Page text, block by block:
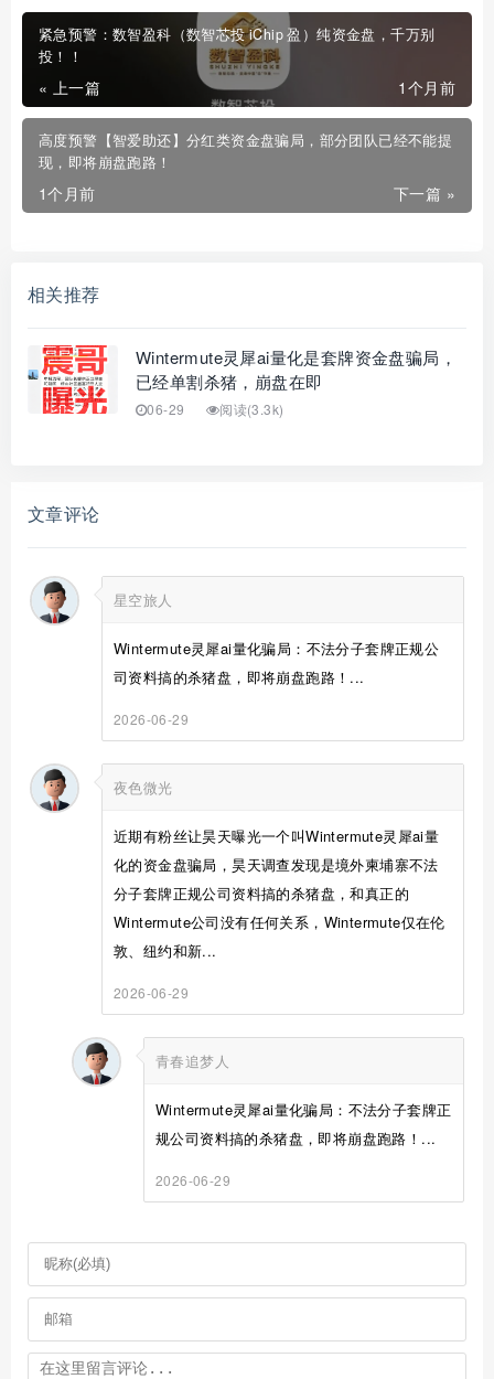
紧急预警：数智盈科（数智芯投 iChip 盈）纯资金盘，千万别
投！！
« 上一篇 1个月前
高度预警【智爱助还】分红类资金盘骗局，部分团队已经不能提
现，即将崩盘跑路！
下一篇 »
1个月前
相关推荐
Wintermute灵犀ai量化是套牌资金盘骗局，
已经单割杀猪，崩盘在即
06-29 阅读(3.3k)
文章评论
星空旅人
Wintermute灵犀ai量化骗局：不法分子套牌正规公
司资料搞的杀猪盘，即将崩盘跑路！...
2026-06-29
夜色微光
近期有粉丝让昊天曝光一个叫Wintermute灵犀ai量
化的资金盘骗局，昊天调查发现是境外柬埔寨不法
分子套牌正规公司资料搞的杀猪盘，和真正的
Wintermute公司没有任何关系，Wintermute仅在伦
敦、纽约和新...
2026-06-29
青春追梦人
Wintermute灵犀ai量化骗局：不法分子套牌正
规公司资料搞的杀猪盘，即将崩盘跑路！...
2026-06-29